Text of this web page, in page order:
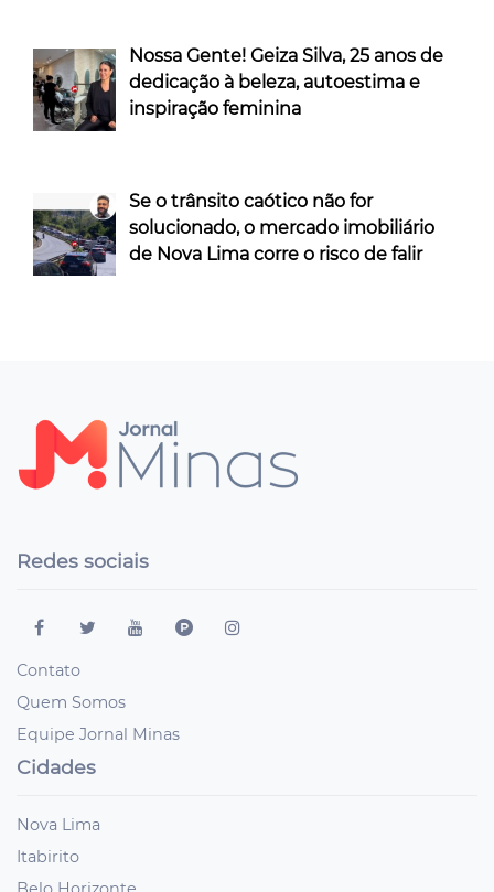
Nossa Gente! Geiza Silva, 25 anos de
dedicação à beleza, autoestima e
inspiração feminina
Se o trânsito caótico não for
solucionado, o mercado imobiliário
de Nova Lima corre o risco de falir
Redes sociais
Contato
Quem Somos
Equipe Jornal Minas
Cidades
Nova Lima
Itabirito